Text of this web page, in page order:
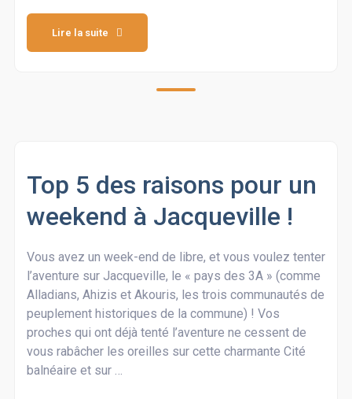
Lire la suite
Top 5 des raisons pour un
weekend à Jacqueville !
Vous avez un week-end de libre, et vous voulez tenter
l’aventure sur Jacqueville, le « pays des 3A » (comme
Alladians, Ahizis et Akouris, les trois communautés de
peuplement historiques de la commune) ! Vos
proches qui ont déjà tenté l’aventure ne cessent de
vous rabâcher les oreilles sur cette charmante Cité
balnéaire et sur …